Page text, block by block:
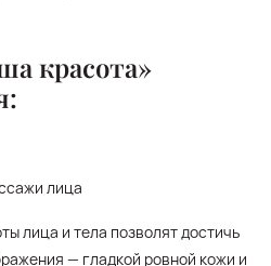
красота»
лица
лица и тела позволят достичь
— гладкой ровной кожи и